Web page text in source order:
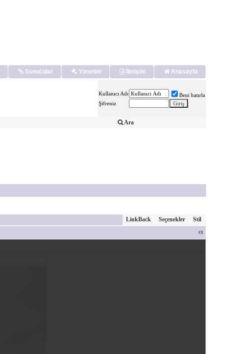
Anasayfa
İletişim
Yönetim
Sunucular
Kullanıcı Adı
Beni hatırla
Şifreniz
Ara
LinkBack Seçenekler Stil
#1